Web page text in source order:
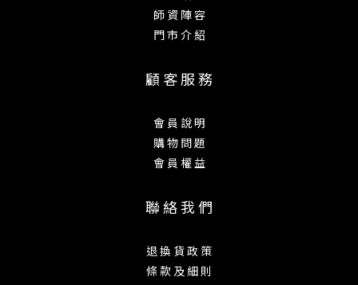
師 資 陣 容
門 市 介 紹
顧 客 服 務
會 員 說 明
購 物 問 題
會 員 權 益
聯 絡 我 們
退 換 貨 政 策
條 款 及 細 則